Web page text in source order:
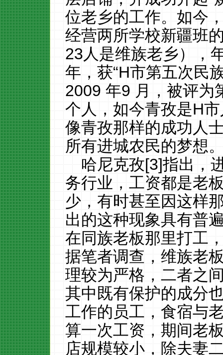
位老乡的工作。如今
经营两所学校新疆班
23人是维族老乡），
年，获“H市第五次民
2009年9月，被评为
个人，如今青孜是H市
像青孜那样的成功人
所有进城农民的梦想
哈尼克孜[3]指出，
务行业，工资都是老
少，有时甚至因这样
出的这种现象具有普
在同族老板那里打工
据笔者调查，维族老
理较为严格，二者之
其中既有保护的成分
工作的员工，食宿与
算一次工资，期间老
店规模较小，除夫妻